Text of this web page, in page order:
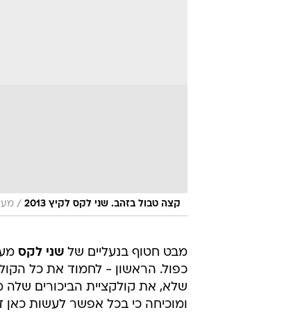
קצה טבול בזהב. שני לקס לקיץ 2013 /
מבט חטוף בנעליים של שני לקס
כפול. הראשון - לחמוד את כל
שלא, את קולקציית הביכורים
ומוכיחה כי בכל אפשר לעשות